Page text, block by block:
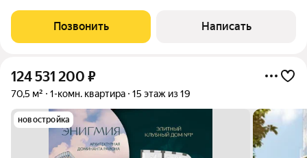
Свободная планировка позволяет организовать пространство
по собственному усмотрению.
Позвонить Написать
124 531 200 ₽
70,5 м² 1-комн. квартира 15 этаж из 19
новостройка